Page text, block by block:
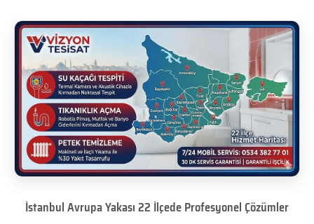
İstanbul Avrupa Yakası 22 İlçede Profesyonel Çözümler